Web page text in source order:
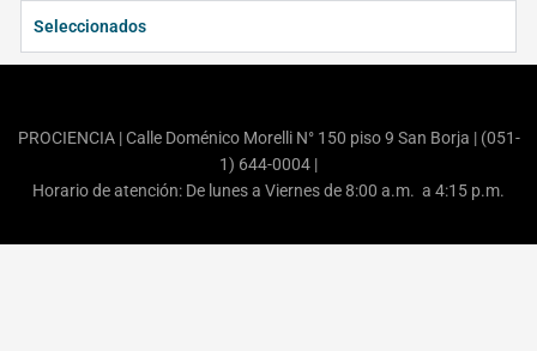
Seleccionados
PROCIENCIA |Calle Doménico Morelli N° 150 piso 9 San Borja | (051-
1) 644-0004 |
Horario de atención: De lunes a Viernes de 8:00 a.m. a 4:15 p.m.